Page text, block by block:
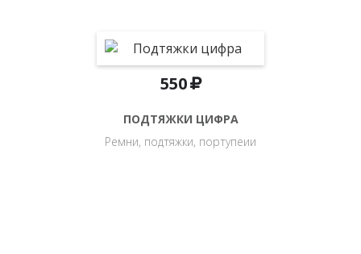
550
ПОДТЯЖКИ ЦИФРА
Ремни, подтяжки, портупеии